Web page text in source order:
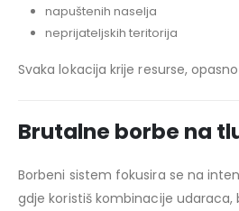
napuštenih naselja
neprijateljskih teritorija
Svaka lokacija krije resurse,
Brutalne borbe na
Borbeni sistem fokusira se na
gdje koristiš kombinacije udaraca,